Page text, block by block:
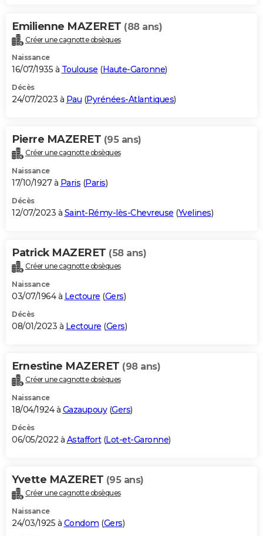
Emilienne MAZERET (88 ans)
Créer une cagnotte obsèques
Naissance
16/07/1935 à Toulouse (Haute-Garonne)
Décès
24/07/2023 à Pau (Pyrénées-Atlantiques)
Pierre MAZERET (95 ans)
Créer une cagnotte obsèques
Naissance
17/10/1927 à Paris (Paris)
Décès
12/07/2023 à Saint-Rémy-lès-Chevreuse (Yvelines)
Patrick MAZERET (58 ans)
Créer une cagnotte obsèques
Naissance
03/07/1964 à Lectoure (Gers)
Décès
08/01/2023 à Lectoure (Gers)
Ernestine MAZERET (98 ans)
Créer une cagnotte obsèques
Naissance
18/04/1924 à Gazaupouy(Gers)
Décès
06/05/2022 à Astaffort(Lot-et-Garonne)
Yvette MAZERET (95 ans)
Créer une cagnotte obsèques
Naissance
24/03/1925 à Condom (Gers)